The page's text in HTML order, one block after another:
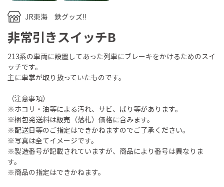
JR東海 鉄グッズ!!
非常引きスイッチB
213系の車両に設置してあった列車にブレーキをかけるためのスイ
ッチです。
主に車掌が取り扱っていたものです。
（注意事項）
※ホコリ・油等による汚れ、サビ、ばり等があります。
※梱包発送料は販売（落札）価格に含みます。
※配送日等のご指定はできかねますのでご了承ください。
※写真は全てイメージです。
※製造番号が記載されていますが、商品により番号は異なりま
す。
※商品の指定はできかねます。